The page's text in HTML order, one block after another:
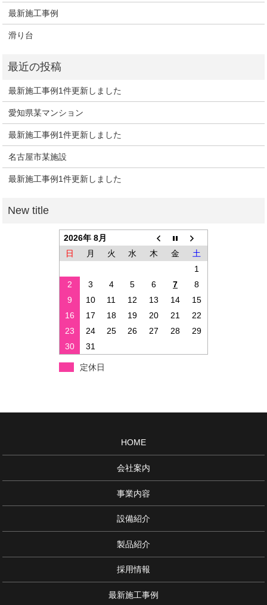
最新施工事例
滑り台
最新施工事例1件更新しました
愛知県某マンション
最新施工事例1件更新しました
名古屋市某施設
最新施工事例1件更新しました
2026年 8月
日
月 火 水 木 金
土
1
2
3 4 5 6 7
8
9
10 11 12 13 14
15
16
17 18 19 20 21
22
23
24 25 26 27 28
29
30
31
定休日
HOME
会社案内
事業内容
設備紹介
製品紹介
採用情報
最新施工事例